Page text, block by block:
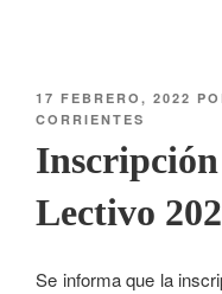
17 FEBRERO, 2022
CORRIENTES
Lectivo
Se informa que la